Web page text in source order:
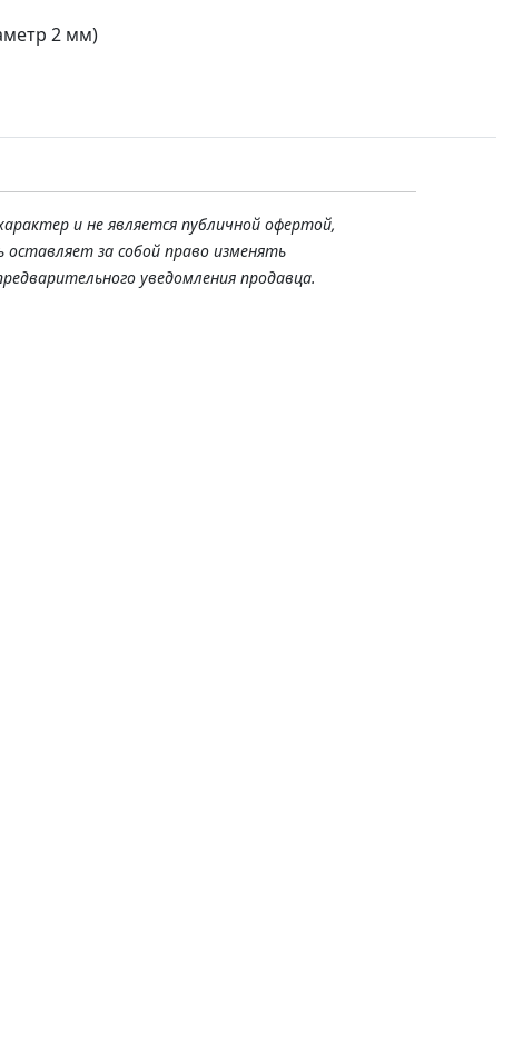
2 мм)
и не является публичной офертой,
за собой право изменять
уведомления продавца.